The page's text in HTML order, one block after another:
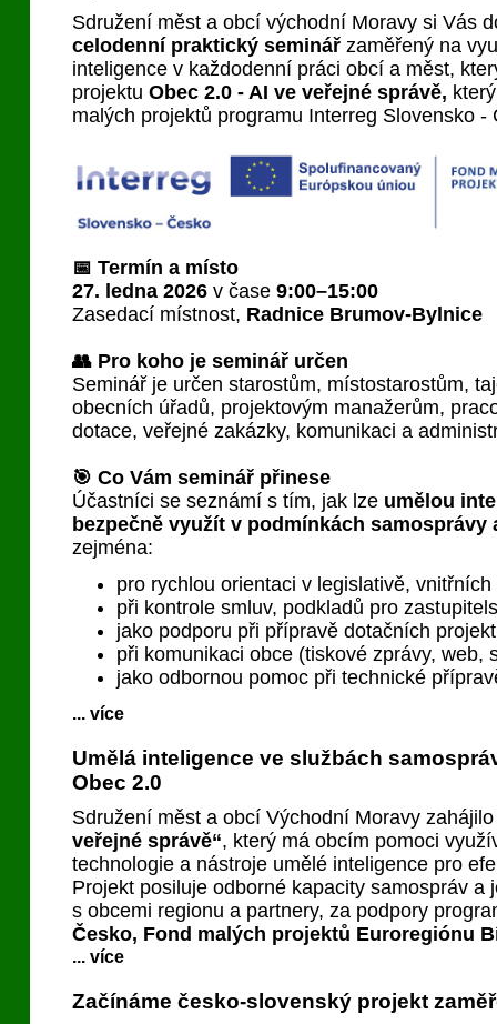
Sdružení měst a obcí východní Moravy si Vás
celodenní praktický seminář zaměřený na
inteligence v každodenní práci obcí a měst,
projektu Obec 2.0 - AI ve veřejné správě,
malých projektů programu Interreg Slovensko -
📅 Termín a místo
27. ledna 2026 v čase 9:00–15:00
Zasedací místnost, Radnice Brumov-Bylnice
👥 Pro koho je seminář určen
Seminář je určen starostům, místostarostům,
obecních úřadů, projektovým manažerům,
dotace, veřejné zakázky, komunikaci a
🎯 Co Vám seminář přinese
Účastníci se seznámí s tím, jak lze umělou
bezpečně využít v podmínkách samosprávy
zejména:
pro rychlou orientaci v legislativě,
při kontrole smluv, podkladů pro
jako podporu při přípravě dotačních
při komunikaci obce (tiskové zprávy, web,
jako odbornou pomoc při technické
... více
Umělá inteligence ve službách
Obec 2.0
Sdružení měst a obcí Východní Moravy
veřejné správě“, který má obcím pomoci
technologie a nástroje umělé inteligence pro
Projekt posiluje odborné kapacity samospráv a
s obcemi regionu a partnery, za podpory
Česko, Fond malých projektů Euroregiónu
... více
Začínáme česko-slovenský projekt